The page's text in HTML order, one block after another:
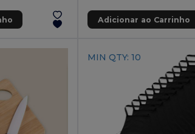
Adicionar ao Carrinho
MIN QTY: 10